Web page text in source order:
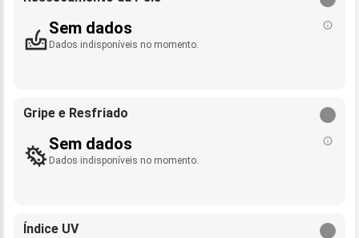
Sem dados
Dados indisponíveis no momento.
Gripe e Resfriado
Sem dados
Dados indisponíveis no momento.
Índice UV